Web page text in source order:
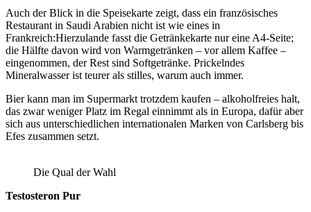
Auch der Blick in die Speisekarte zeigt, dass ein französisches
Restaurant in Saudi Arabien nicht ist wie eines in
Frankreich:Hierzulande fasst die Getränkekarte nur eine A4-Seite;
die Hälfte davon wird von Warmgetränken – vor allem Kaffee –
eingenommen, der Rest sind Softgetränke. Prickelndes
Mineralwasser ist teurer als stilles, warum auch immer.
Bier kann man im Supermarkt trotzdem kaufen – alkoholfreies halt,
das zwar weniger Platz im Regal einnimmt als in Europa, dafür aber
sich aus unterschiedlichen internationalen Marken von Carlsberg bis
Efes zusammen setzt.
Die Qual der Wahl
Testosteron Pur